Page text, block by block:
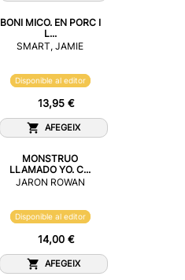
BONI MICO. EN PORC I
L...
SMART, JAMIE
Disponible al editor
13,95 €
AFEGEIX
MONSTRUO
LLAMADO YO. C...
JARON ROWAN
Disponible al editor
14,00 €
AFEGEIX